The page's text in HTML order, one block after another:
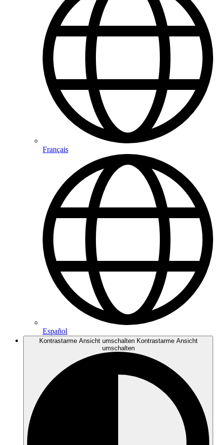
Français
Español
Kontrastarme Ansicht umschalten Kontrastarme Ansicht
umschalten